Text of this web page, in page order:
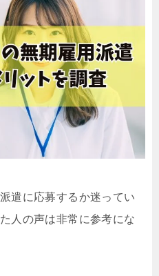
遣に応募するか迷ってい
人の声は非常に参考にな